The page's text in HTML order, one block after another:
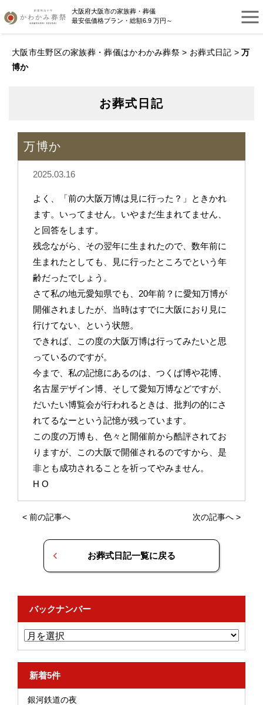
大阪府大阪市の家族葬・葬儀
最安低価格プラン・総額6.9 万円～
大阪市生野区の家族葬・葬儀はかわかみ葬祭 > お葬式日記 >万
博か
お葬式日記
万博か
2025.03.16
よく、「前の大阪万博は見に行った？」ときかれ
ます。いってません。いやまだ生まれてません、
と回答をします。
残念ながら、その翌年に生まれたので、数年前に
生まれたとしても、見に行ったところでという年
齢だったでしょう。
さて私の地元愛知県でも、20年前？に愛知万博が
開催されましたが、当時はすでに大阪におり見に
行けてない、という状態。
できれば、この度の大阪万博は行ってみたいと思
っているのですが。
今まで、私の記憶にあるのは、つくば博や花博、
名古屋デザイン博、そして愛知万博などですが、
だいたい博覧会が行われるときは、批判の的にさ
れてるなーという記憶が残っています。
この度の万博も、色々と開催前から酷評されてお
りますが、この大阪で開催されるのですから、是
非とも成功されることを祈ってやみません。
H O
< 前の記事へ 次の記事へ >
お葬式日記一覧に戻る
バックナンバー
新着5件
銀河鉄道の夜